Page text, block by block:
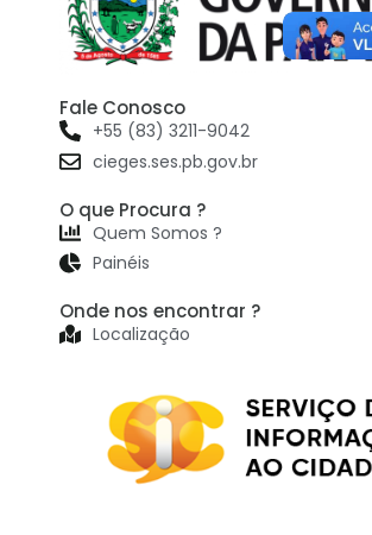
Fale Conosco
+55 (83) 3211-9042
cieges.ses.pb.gov.br
O que Procura ?
Quem Somos ?
Painéis
Onde nos encontrar ?
Localização